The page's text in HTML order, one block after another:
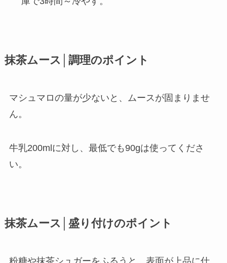
抹茶ムース│調理のポイント
マシュマロの量が少ないと、ムースが固まりませ
ん。
牛乳200mlに対し、最低でも90gは使ってくださ
い。
抹茶ムース│盛り付けのポイント